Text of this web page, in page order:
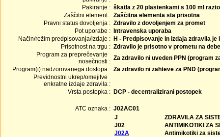
Pakiranje : škatla z 20 plastenkami s 100 ml
Zaščitni element : Zaščitna elementa sta prisotna
Pravni status dovoljenja : Zdravilo z dovoljenjem za promet
Pot uporabe :
Intravenska uporaba
Način/režim predpisovanja/izdaje : H - Predpisovanje in izdaja zdravila
Prisotnost na trgu : Zdravilo je prisotno v prometu na
Program za preprečevanje
nosečnosti : Za zdravilo ni uveden PPN (program
Program(i) nadzorovanega dostopa : Za zdravilo ni zahteve za PND
Previdnostni ukrep/omejitve
enkratne izdaje zdravila :
Vrsta postopka : DCP - decentralizirani postopek
ATC oznaka : J02AC01
J
ZDRAVILA ZA
J02
ANTIMIKOTIKI ZA
J02A
Antimikotiki za